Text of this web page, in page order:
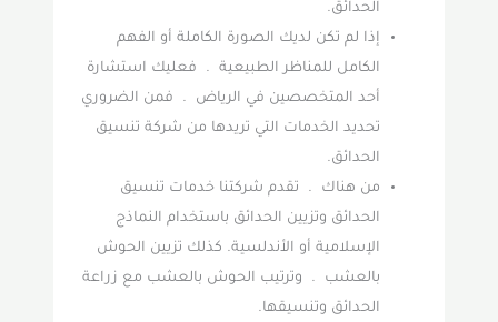
الحدائق.
إذا لم تكن لديك الصورة الكاملة أو الفهم
الكامل للمناظر الطبيعية . فعليك استشارة
أحد المتخصصين في الرياض . فمن الضروري
تحديد الخدمات التي تريدها من شركة تنسيق
الحدائق.
من هناك . تقدم شركتنا خدمات تنسيق
الحدائق وتزيين الحدائق باستخدام النماذج
الإسلامية أو الأندلسية. كذلك تزيين الحوش
بالعشب . وترتيب الحوش بالعشب مع زراعة
الحدائق وتنسيقها.